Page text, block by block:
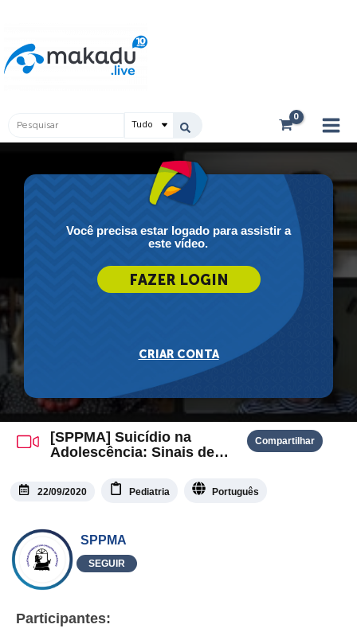
conteúdo
Pesquisar
...
Você precisa estar logado para assistir a
este vídeo.
[SPPMA] Suicídio na
Adolescência: Sinais de
Preventiva
Compartilhar
22/09/2020 Pediatria Português
SPPMA
SEGUIR
Participantes: